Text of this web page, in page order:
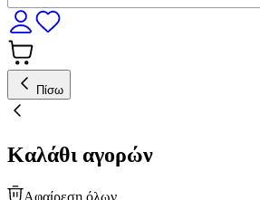
Πίσω
Καλάθι αγορών
Αφαίρεση όλων